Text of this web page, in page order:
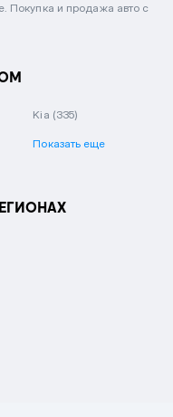
Покупка и продажа авто с
Kia (335)
Показать еще